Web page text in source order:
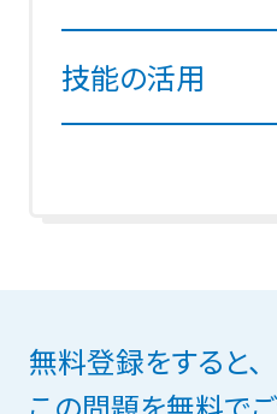
技能の活用
無料登録をすると、